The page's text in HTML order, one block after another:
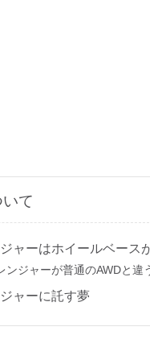
て
ャーはホイールベース
ンジャーが普通のAWDと違
ャーに託す夢